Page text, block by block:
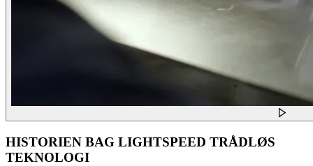
HISTORIEN BAG LIGHTSPEED TRÅDLØS
TEKNOLOGI